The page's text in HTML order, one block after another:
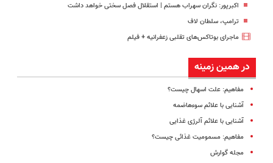
اکبرپور: نگران سهراب هستم | استقلال فصل سختی خواهد داشت
ترامپ، سلطان لاف
ماجرای بوتاکس‌های تقلبی زعفرانیه + فیلم
در همین زمینه
مفاهیم: علت اسهال چیست؟
آشنایی با علائم سوءهاضمه
آشنایی با علائم آلرژی غذایی
مفاهیم: مسمومیت غذائی چیست؟
مجله گوارش